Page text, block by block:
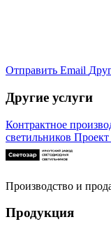
Отправить Email
Другие услуги
Контрактное
светильников Проект
Производство и
Продукция